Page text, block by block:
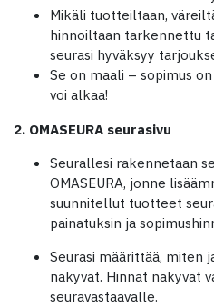
Mikäli tuotteiltaan,
hinnoiltaan tarkennettu
seurasi hyväksyy
Se on maali – sopimus
voi alkaa!
2. OMASEURA seurasivu
Seurallesi rakennetaan
OMASEURA, jonne
suunnitellut tuotteet
painatuksin ja
Seurasi määrittää, miten
näkyvät. Hinnat näkyvät
seuravastaavalle.